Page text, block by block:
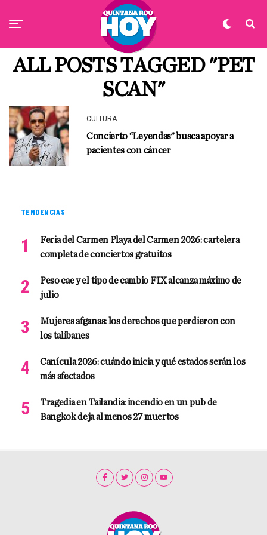
ALL POSTS TAGGED "PET
SCAN"
CULTURA
Concierto “Leyendas” busca apoyar a
pacientes con cáncer
TENDENCIAS
Feria del Carmen Playa del Carmen 2026: cartelera
completa de conciertos gratuitos
Peso cae y el tipo de cambio FIX alcanza máximo de
julio
Mujeres afganas: los derechos que perdieron con
los talibanes
Canícula 2026: cuándo inicia y qué estados serán los
más afectados
Tragedia en Tailandia: incendio en un pub de
Bangkok deja al menos 27 muertos